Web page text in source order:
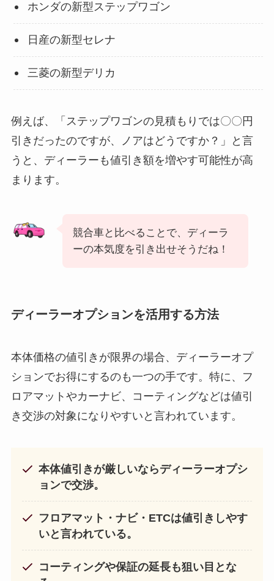
ホンダの新型ステップワゴン
日産の新型セレナ
三菱の新型デリカ
例えば、「ステップワゴンの見積もりでは〇〇円
引きだったのですが、ノアはどうですか？」と言
うと、ディーラーも値引き額を増やす可能性が高
まります。
競合車と比べることで、ディーラ
ーの本気度を引き出せそうだね！
ディーラーオプションを活用する方法
本体価格の値引きが限界の場合、ディーラーオプ
ションでお得にするのも一つの手です。特に、フ
ロアマットやカーナビ、コーティングなどは値引
き交渉の対象になりやすいと言われています。
本体値引きが厳しいならディーラーオプシ
ョンで交渉。
フロアマット・ナビ・ETCは値引きしやす
いと言われている。
コーティングや保証の延長も狙い目とな